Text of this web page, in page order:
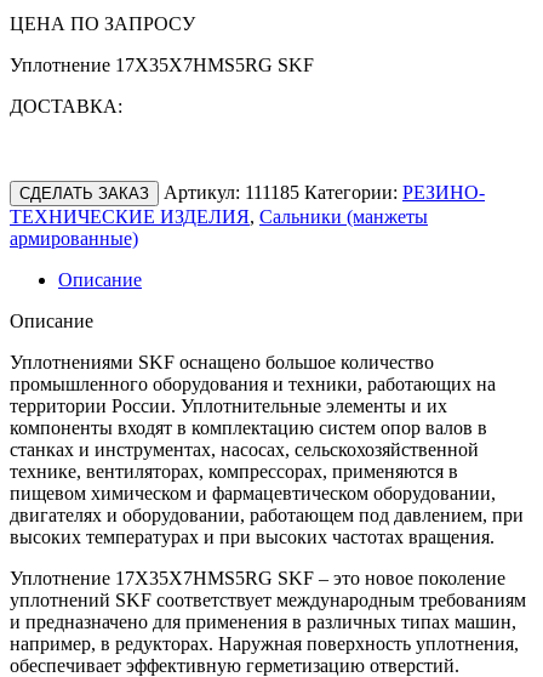
ЦЕНА ПО ЗАПРОСУ
Уплотнение 17X35X7HMS5RG SKF
ДОСТАВКА:
СДЕЛАТЬ ЗАКАЗ Артикул: 111185 Категории: РЕЗИНО-
ТЕХНИЧЕСКИЕ ИЗДЕЛИЯ, Сальники (манжеты
армированные)
Описание
Описание
Уплотнениями SKF оснащено большое количество
промышленного оборудования и техники, работающих на
территории России. Уплотнительные элементы и их
компоненты входят в комплектацию систем опор валов в
станках и инструментах, насосах, сельскохозяйственной
технике, вентиляторах, компрессорах, применяются в
пищевом химическом и фармацевтическом оборудовании,
двигателях и оборудовании, работающем под давлением, при
высоких температурах и при высоких частотах вращения.
Уплотнение 17X35X7HMS5RG SKF – это новое поколение
уплотнений SKF соответствует международным требованиям
и предназначено для применения в различных типах машин,
например, в редукторах. Наружная поверхность уплотнения,
обеспечивает эффективную герметизацию отверстий.